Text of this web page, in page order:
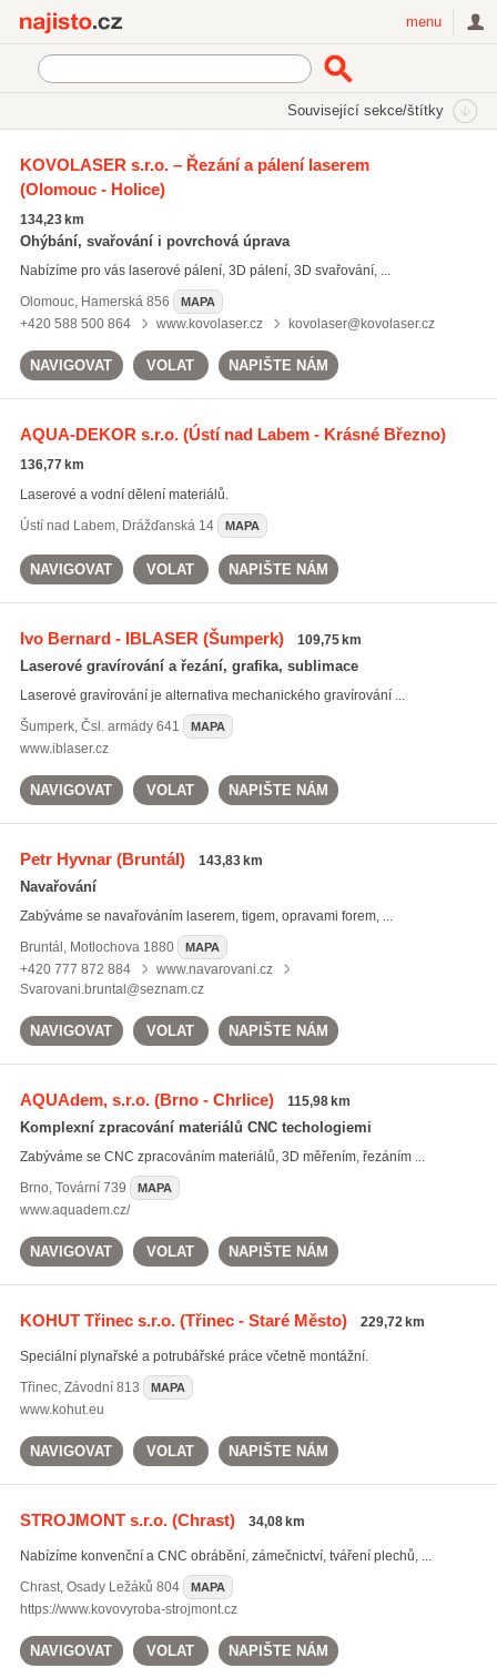
menu
Související sekce/štítky
Průmysl a výroba
Laserové opracování
KOVOLASER s.r.o. – Řezání a pálení laserem
(Olomouc - Holice)
134,23 km
Ohýbání, svařování i povrchová úprava
Nabízíme pro vás laserové pálení, 3D pálení, 3D svařování, ...
Olomouc, Hamerská 856 MAPA
+420 588 500 864 www.kovolaser.cz kovolaser@kovolaser.cz
NAVIGOVAT VOLAT NAPIŠTE NÁM
AQUA-DEKOR s.r.o.(Ústí nad Labem - Krásné Březno)
136,77 km
Laserové a vodní dělení materiálů.
Ústí nad Labem, Drážďanská 14 MAPA
NAVIGOVAT VOLAT NAPIŠTE NÁM
Ivo Bernard - IBLASER (Šumperk) 109,75 km
Laserové gravírování a řezání, grafika, sublimace
Laserové gravírování je alternativa mechanického gravírování ...
Šumperk, Čsl. armády 641 MAPA
www.iblaser.cz
NAVIGOVAT VOLAT NAPIŠTE NÁM
Petr Hyvnar(Bruntál) 143,83 km
Navařování
Zabýváme se navařováním laserem, tigem, opravami forem, ...
Bruntál , Motlochova 1880 MAPA
+420 777 872 884
www.navarovani.cz
Svarovani.bruntal@seznam.cz
NAVIGOVAT VOLAT NAPIŠTE NÁM
AQUAdem, s.r.o.(Brno - Chrlice) 115,98 km
Komplexní zpracování materiálů CNC techologiemi
Zabýváme se CNC zpracováním materiálů, 3D měřením, řezáním ...
Brno, Tovární 739 MAPA
www.aquadem.cz/
NAVIGOVAT VOLAT NAPIŠTE NÁM
KOHUT Třinec s.r.o.(Třinec - Staré Město) 229,72 km
Speciální plynařské a potrubářské práce včetně montážní.
Třinec, Závodní 813 MAPA
www.kohut.eu
NAVIGOVAT VOLAT NAPIŠTE NÁM
STROJMONT s.r.o.(Chrast) 34,08 km
Nabízíme konvenční a CNC obrábění, zámečnictví, tváření plechů, ...
Chrast, Osady Ležáků 804 MAPA
https://www.kovovyroba-strojmont.cz
NAVIGOVAT VOLAT NAPIŠTE NÁM